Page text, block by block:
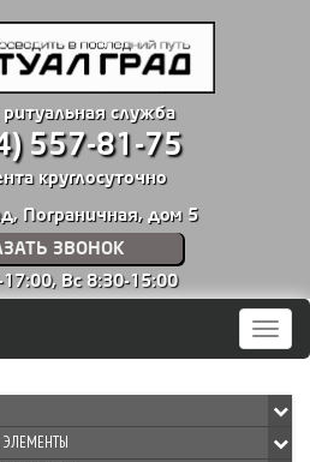
ритуальная служба
557-81-75
круглосуточно
Пограничная, дом 5
ЗВОНОК
Вс 8:30-15:00
Меню